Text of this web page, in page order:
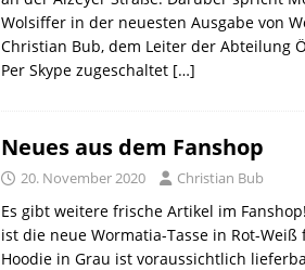
Wolsiffer in der neuesten Ausgabe von
Christian Bub, dem Leiter der Abteilung
Per Skype zugeschaltet […]
Neues aus dem Fanshop
20. November 2020 Christian Bub
Es gibt weitere frische Artikel im
ist die neue Wormatia-Tasse in Rot-
Hoodie in Grau ist voraussichtlich